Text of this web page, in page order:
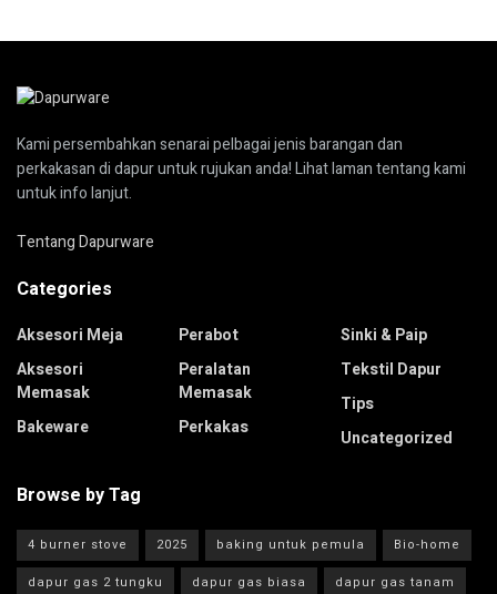
Kami persembahkan senarai pelbagai jenis barangan dan
perkakasan di dapur untuk rujukan anda! Lihat laman tentang kami
untuk info lanjut.
Tentang Dapurware
Categories
Aksesori Meja
Aksesori
Memasak
Bakeware
Perabot
Peralatan
Memasak
Perkakas
Sinki & Paip
Tekstil Dapur
Tips
Uncategorized
Browse by Tag
4 burner stove 2025 baking untuk pemula
Bio-home
dapur gas 2 tungku
dapur gas biasa
dapur gas tanam